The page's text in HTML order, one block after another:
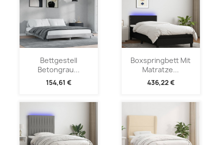
Bettgestell
Betongrau...
154,61 €
Boxspringbett Mit
Matratze...
436,22 €